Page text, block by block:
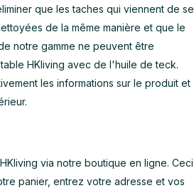
que les taches qui viennent de se
de la même manière et que le
notre gamme ne peuvent être
HKliving avec de l'huile de teck.
les informations sur le produit et
via notre boutique en ligne. Ceci
panier, entrez votre adresse et vos